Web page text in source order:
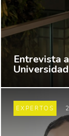
Entrevista
EXPERTOS